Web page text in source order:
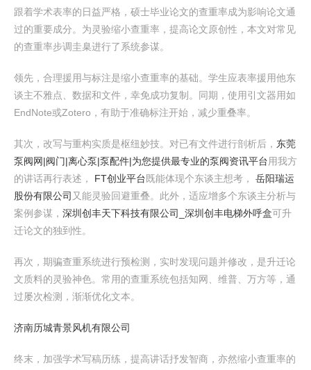
跟着学术表率的日益严格，硕士毕业论文的查重率成为影响论文通
过的重要成分。为灵验缩小查重率，提高论文原创性，本文对常见
的查重率步调圭臬进行了系统参谋。
领先，合理援用与标注是缩小查重率的基础。学生应表率援用他东
谈主不雅点、数据和文件，幸免成功复制。同期，使用引文器用如
EndNote或Zotero，有助于准确标注开始，减少重叠率。
其次，改写与重构实质是枢纽妙技。对已有文件进行剖析后， 东莞
泵阀网|阀门|离心泵|泵配件|为您提供最专业的泵阀资讯平台用我方
的讲话再行表述， FT创业平台既能体现个东谈主想考， 岳阳瑞运
股份有限公司 又能灵验回避重叠。此外，适应增多个东谈主分析与
案例参谋， 深圳创丰天下科技有限公司_深圳创丰电梯外呼盒可升
迁论文的独到性。
再次，期骗查重系统进行预检测，实时发现问题并修改，是升迁论
文质料的灵验神色。常用的查重系统包括知网、维普、万方等，通
过屡次检测，渐渐优化文本。
济南历城青景风机有限公司
终末，加强学术写稿历练，提高讲话抒发智商，亦然缩小查重率的